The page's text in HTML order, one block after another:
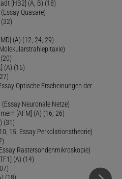
[HB2] (A, B) (18)
Quasare)
(A) (12, 24, 29)
(A) (15)
Optische Erscheinungen der
Neuronale Netze)
[AFM] (A) (16, 26)
(31)
15; Essay Perkolationstheorie)
Rastersondenmikroskopie)
(A) (14)
(18)